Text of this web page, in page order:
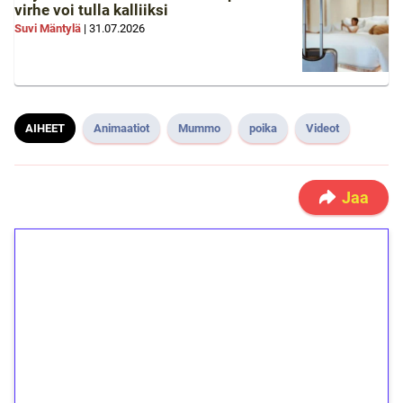
virhe voi tulla kalliiksi
Suvi Mäntylä | 31.07.2026
AIHEET Animaatiot Mummo poika Videot
Jaa